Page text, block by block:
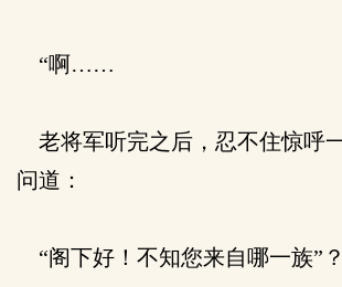
“啊……
老将军听完之后，忍不住惊呼
问道：
“阁下好！不知您来自哪一族”？